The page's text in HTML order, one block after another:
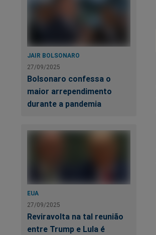
JAIR BOLSONARO
27/09/2025
Bolsonaro confessa o
maior arrependimento
durante a pandemia
EUA
27/09/2025
Reviravolta na tal reunião
entre Trump e Lula é